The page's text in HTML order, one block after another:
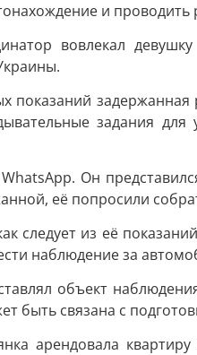
и
вовлекал
показаний
задания
Он
её попросили
следует из её
наблюдение за
объект
быть связана с
арендовала